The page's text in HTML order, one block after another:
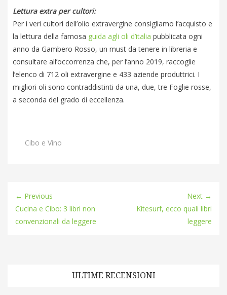
Lettura extra per cultori:
Per i veri cultori dell’olio extravergine consigliamo l’acquisto e
la lettura della famosa guida agli oli d’italia pubblicata ogni
anno da Gambero Rosso, un must da tenere in libreria e
consultare all’occorrenza che, per l’anno 2019, raccoglie
l’elenco di 712 oli extravergine e 433 aziende produttrici. I
migliori oli sono contraddistinti da una, due, tre Foglie rosse,
a seconda del grado di eccellenza.
Categories
Cibo e Vino
← Previous
Cucina e Cibo: 3 libri non
convenzionali da leggere
Next →
Kitesurf, ecco quali libri
leggere
ULTIME RECENSIONI